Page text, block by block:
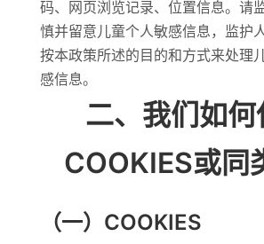
码、网页浏览记录、位置信息。请
慎并留意儿童个人敏感信息，监护
按本政策所述的目的和方式来处理
感信息。
二、我们如何
COOKIES或同
（一）COOKIES